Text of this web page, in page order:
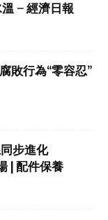
– 經濟日報
敗行為“零容忍”
同步進化
| 配件保養